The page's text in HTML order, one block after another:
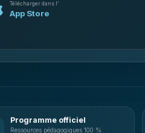
Télécharger dans l’
App Store
Programme officiel
Ressources pédagogiques 100 %